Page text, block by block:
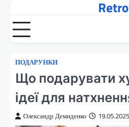
вмісту
Retro
ПОДАРУНКИ
Що подарувати
ідеї для
Олександр Демиденко 19.05.2025